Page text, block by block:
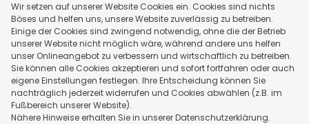
Wir setzen auf unserer Website Cookies ein. Cookies sind nichts
Böses und helfen uns, unsere Website zuverlässig zu betreiben.
Einige der Cookies sind zwingend notwendig, ohne die der Betrieb
unserer Website nicht möglich wäre, während andere uns helfen
unser Onlineangebot zu verbessern und wirtschaftlich zu betreiben.
Sie können alle Cookies akzeptieren und sofort fortfahren oder auch
eigene Einstellungen festlegen. Ihre Entscheidung können Sie
nachträglich jederzeit widerrufen und Cookies abwählen (z.B. im
Fußbereich unserer Website).
Nähere Hinweise erhalten Sie in unserer Datenschutzerklärung.
Aktivieren